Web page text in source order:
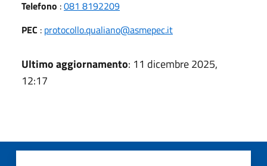
Telefono :081 8192209
PEC : protocollo.qualiano@asmepec.it
Ultimo aggiornamento: 11 dicembre 2025,
12:17